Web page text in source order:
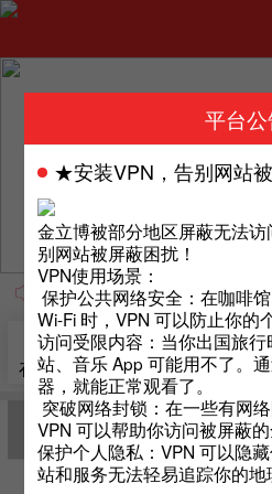
面与金立博官网不同，那是您
在线客服 我的推荐 额度转
体育 真人 棋牌
平台
★安装VPN，告别网站
金立博被部分地区屏蔽无法
别网站被屏蔽困扰！
VPN使用场景：
保护公共网络安全：在咖啡
Wi-Fi 时，VPN 可以防止你的
访问受限内容：当你出国旅
站、音乐 App 可能用不了。
器，就能正常观看了。
突破网络封锁：在一些有网
VPN 可以帮助你访问被屏蔽的
保护个人隐私：VPN 可以隐
站和服务无法轻易追踪你的地